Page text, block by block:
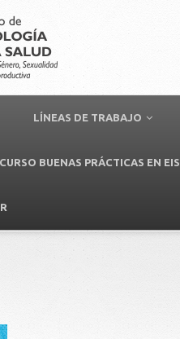
LÍNEAS DE TRABAJO
BUENAS PRÁCTICAS EN EIS